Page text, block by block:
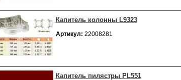
Капитель колонны L9323
Артикул: 22008281
Капитель пилястры PL551